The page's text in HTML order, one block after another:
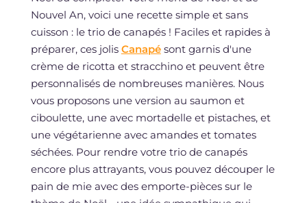
Nouvel An, voici une recette simple et sans
cuisson : le trio de canapés ! Faciles et rapides à
préparer, ces jolis Canapésont garnis d'une
crème de ricotta et stracchino et peuvent être
personnalisés de nombreuses manières. Nous
vous proposons une version au saumon et
ciboulette, une avec mortadelle et pistaches, et
une végétarienne avec amandes et tomates
séchées. Pour rendre votre trio de canapés
encore plus attrayants, vous pouvez découper le
pain de mie avec des emporte-pièces sur le